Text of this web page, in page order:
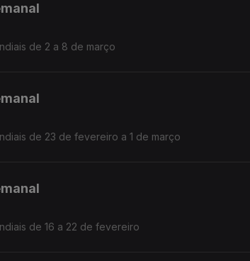
de 2 a 8 de março
de 23 de fevereiro a 1 de março
de 16 a 22 de fevereiro